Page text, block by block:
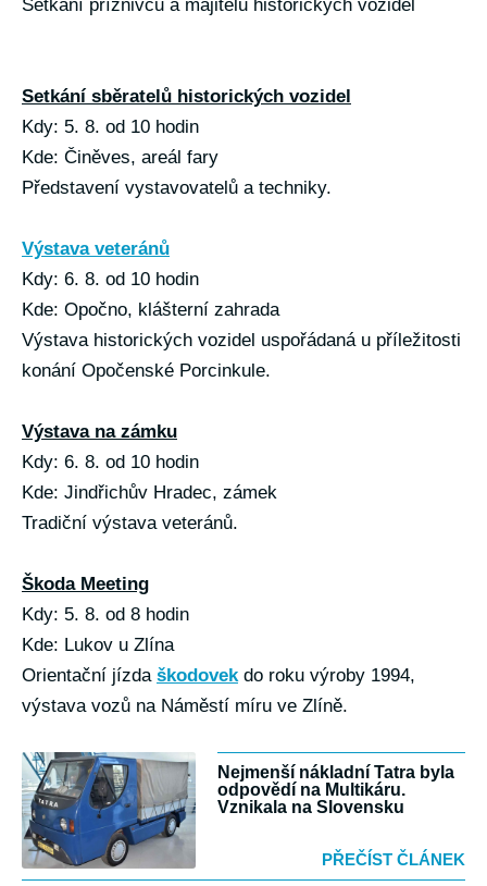
Setkání příznivců a majitelů historických vozidel
Setkání sběratelů historických vozidel
Kdy: 5. 8. od 10 hodin
Kde: Činěves, areál fary
Představení vystavovatelů a techniky.
Výstava veteránů
Kdy: 6. 8. od 10 hodin
Kde: Opočno, klášterní zahrada
Výstava historických vozidel uspořádaná u příležitosti
konání Opočenské Porcinkule.
Výstava na zámku
Kdy: 6. 8. od 10 hodin
Kde: Jindřichův Hradec, zámek
Tradiční výstava veteránů.
Škoda Meeting
Kdy: 5. 8. od 8 hodin
Kde: Lukov u Zlína
Orientační jízda škodovekdo roku výroby 1994,
výstava vozů na Náměstí míru ve Zlíně.
Nejmenší nákladní Tatra byla
odpovědí na Multikáru.
Vznikala na Slovensku
PŘEČÍST ČLÁNEK